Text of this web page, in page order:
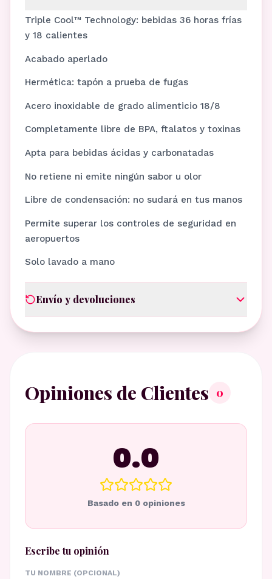
Triple Cool™ Technology: bebidas 36 horas frías
y 18 calientes
Acabado aperlado
Hermética: tapón a prueba de fugas
Acero inoxidable de grado alimenticio 18/8
Completamente libre de BPA, ftalatos y toxinas
Apta para bebidas ácidas y carbonatadas
No retiene ni emite ningún sabor u olor
Libre de condensación: no sudará en tus manos
Permite superar los controles de seguridad en
aeropuertos
Solo lavado a mano
Envío y devoluciones
Opiniones de Clientes 0
0.0
Basado en 0opiniones
Escribe tu opinión
TU NOMBRE (OPCIONAL)